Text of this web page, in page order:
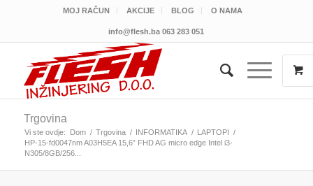
MOJ RAČUN AKCIJE BLOG O NAMA
info@flesh.ba 063 283 051
Trgovina
Vi ste ovdje: Dom / Trgovina / INFORMATIKA / LAPTOPI /
HP-15-fd0047nm A03H5EA 15,6” FHD AG micro edge Intel i3-
N305/8GB/256...